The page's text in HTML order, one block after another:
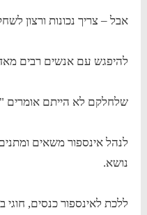
אבל – צריך נכונות ורצון
להיפגש עם אנשים רבים
שלחלקם לא הייתם אומרים
לנהל אינספור משאים
נושא.
ללכת לאינספור כנסים, חוגי